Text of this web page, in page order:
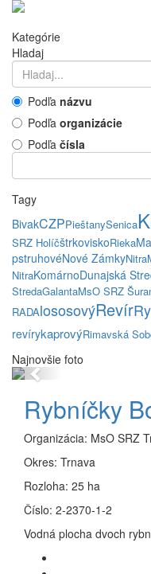
Kategórie
Hladaj
Podľa názvu
Podľa organizácie
Podľa čísla
Tagy
BivakCZPPieštanySenica
SRZ HolíčštrkoviskoRieka
pstruhovéNové ZámkyNitra
NitraKomárnoDunajská
StredaGalantaMsO SRZ
RADAlososovýRevír
revírykaprovýRimavská
Najnovšie foto
Previous
Rybníčky
Organizácia: MsO SRZ
Okres: Trnava
Rozloha: 25 ha
Číslo: 2-2370-1-2
Vodná plocha dvoch